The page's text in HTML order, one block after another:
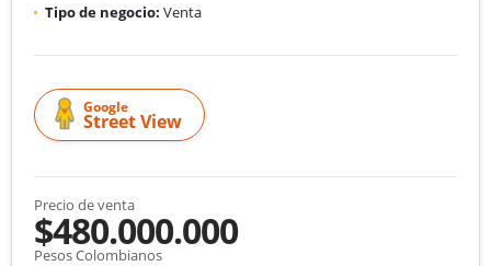
Tipo de negocio: Venta
Google
Street View
Precio de venta
$480.000.000
Pesos Colombianos